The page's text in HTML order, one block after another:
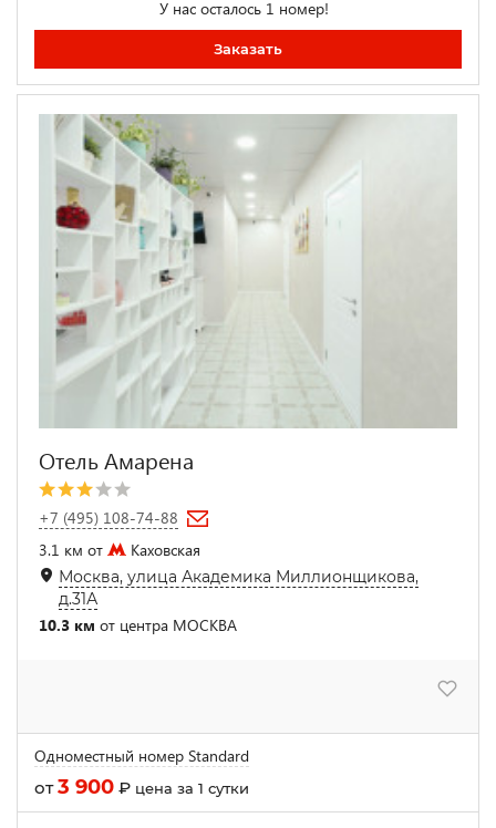
У нас осталось 1 номер!
Заказать
Отель Амарена
+7 (495) 108-74-88
3.1 км от
Каховская
Москва, улица Академика Миллионщикова,
д.31А
10.3 км от центра МОСКВА
Одноместный номер Standard
от3 900 ₽ цена за 1 сутки